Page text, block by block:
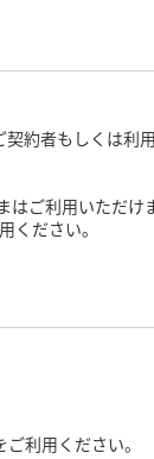
約者もしくは利
ご利用いただけ
ください。
利用ください。